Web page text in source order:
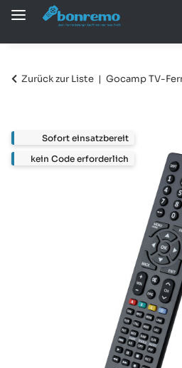
Zurück zur Liste Gocamp TV-